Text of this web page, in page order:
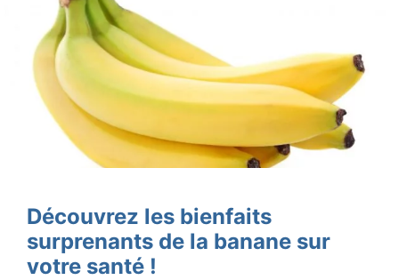
Découvrez les bienfaits
surprenants de la banane sur
votre santé !